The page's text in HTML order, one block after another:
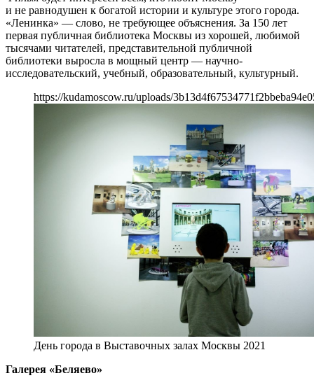
и не равнодушен к богатой истории и культуре этого города.
«Ленинка» — слово, не требующее объяснения. За 150 лет
первая публичная библиотека Москвы из хорошей, любимой
тысячами читателей, представительной публичной
библиотеки выросла в мощный центр — научно-
исследовательский, учебный, образовательный, культурный.
https://kudamoscow.ru/uploads/
День города в Выставочных залах Москвы 2021
Галерея «Беляево»